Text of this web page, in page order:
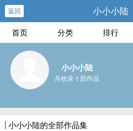
返回 小小小陆
首页 分类 排行
小小小陆
共收录 1 部作品
小小小陆的全部作品集